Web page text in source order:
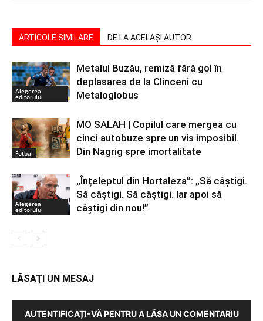
ARTICOLE SIMILARE DE LA ACELAȘI AUTOR
Alegerea
editorului
Metalul Buzău, remiză fără gol în
deplasarea de la Clinceni cu
Metaloglobus
Fotbal
MO SALAH | Copilul care mergea cu
cinci autobuze spre un vis imposibil.
Din Nagrig spre imortalitate
Alegerea
editorului
„Înțeleptul din Hortaleza”: „Să câștigi.
Să câștigi. Să câștigi. Iar apoi să
câștigi din nou!”
LĂSAȚI UN MESAJ
AUTENTIFICAȚI-VĂ PENTRU A LĂSA UN COMENTARIU